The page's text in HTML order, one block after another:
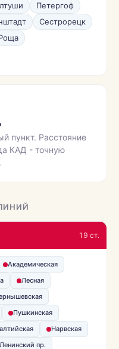
Петергоф
Сестрорецк
пункт. Расстояние
КАД - точную
19 ст.
Академическая
Лесная
Пушкинская
Нарвская
Ленинский пр.